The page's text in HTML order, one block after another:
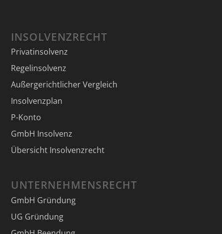
INSOLVENZRECHT
Privatinsolvenz
Regelinsolvenz
Außergerichtlicher Vergleich
Insolvenzplan
P-Konto
GmbH Insolvenz
Übersicht Insolvenzrecht
UNTERNEHMENSRECHT
GmbH Gründung
UG Gründung